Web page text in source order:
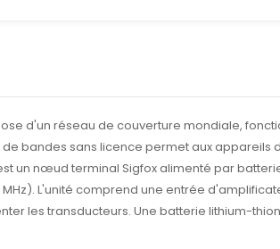
d'un réseau de couverture mondiale,
de bandes sans licence permet aux
un nœud terminal Sigfox alimenté par
MHz). L'unité comprend une entrée
les transducteurs. Une batterie lithium-